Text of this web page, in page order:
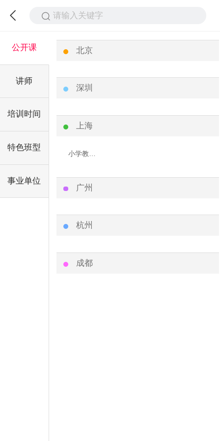
请输入关键字
公开课
讲师
培训时间
特色班型
事业单位
北京
深圳
上海
广州
杭州
成都